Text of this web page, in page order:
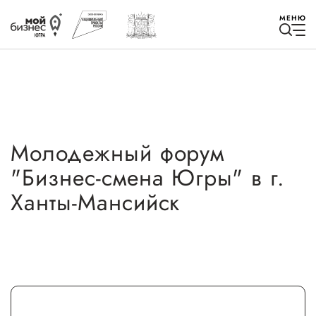
МЕНЮ
Избранное
Быть в курсе
Новости
Молодежный форум
"Бизнес-смена Югры" в г.
Ханты-Мансийск